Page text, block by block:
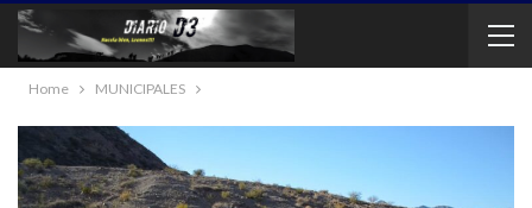
Home MUNICIPALES